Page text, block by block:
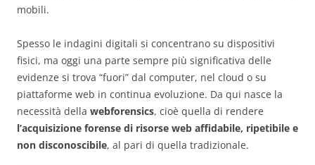
mobili.
Spesso le indagini digitali si concentrano su dispositivi
fisici, ma oggi una parte sempre più significativa delle
evidenze si trova “fuori” dal computer, nel cloud o su
piattaforme web in continua evoluzione. Da qui nasce la
necessità della webforensics, cioè quella di rendere
l’acquisizione forense di risorse web affidabile, ripetibile e
non disconoscibile, al pari di quella tradizionale.